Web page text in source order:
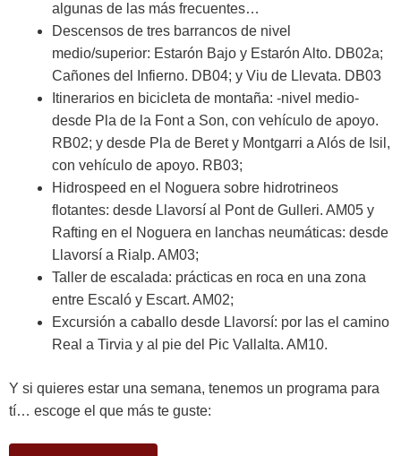
algunas de las más frecuentes…
Descensos de tres barrancos de nivel
medio/superior: Estarón Bajo y Estarón Alto. DB02a;
Cañones del Infierno. DB04; y Viu de Llevata. DB03
Itinerarios en bicicleta de montaña: -nivel medio-
desde Pla de la Font a Son, con vehículo de apoyo.
RB02; y desde Pla de Beret y Montgarri a Alós de Isil,
con vehículo de apoyo. RB03;
Hidrospeed en el Noguera sobre hidrotrineos
flotantes: desde Llavorsí al Pont de Gulleri. AM05 y
Rafting en el Noguera en lanchas neumáticas: desde
Llavorsí a Rialp. AM03;
Taller de escalada: prácticas en roca en una zona
entre Escaló y Escart. AM02;
Excursión a caballo desde Llavorsí: por las el camino
Real a Tirvia y al pie del Pic Vallalta. AM10.
Y si quieres estar una semana, tenemos un programa para
tí… escoge el que más te guste: